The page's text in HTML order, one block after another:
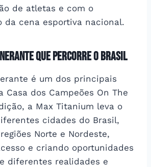
de atletas e com o
da cena esportiva nacional.
que percorre o Brasil
é um dos principais
Casa dos Campeões On The
a Max Titanium leva o
cidades do Brasil,
Norte e Nordeste,
e criando oportunidades
diferentes realidades e